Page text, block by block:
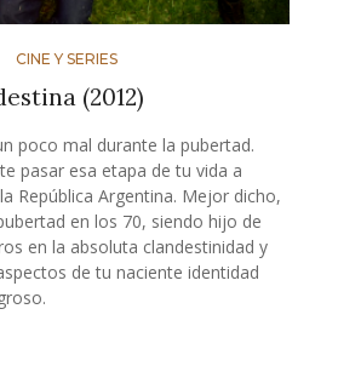
CINE Y SERIES
(2012)
poco mal durante la pubertad.
pasar esa etapa de tu vida a
República Argentina. Mejor dicho,
en los 70, siendo hijo de
en la absoluta clandestinidad y
de tu naciente identidad